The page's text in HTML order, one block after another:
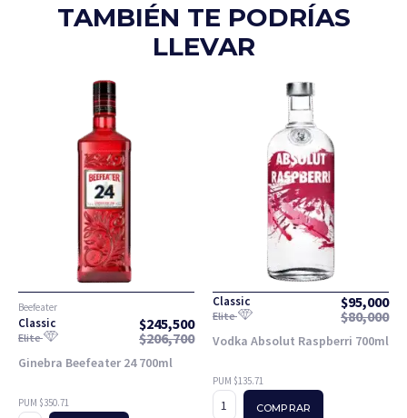
TAMBIÉN TE PODRÍAS
LLEVAR
Beefeater
Classic $245,500
Elite $206,700
Ginebra Beefeater 24 700ml
PUM $350.71
Classic $95,000
Elite $80,000
Vodka Absolut Raspberri 700ml
PUM $135.71
COMPRAR